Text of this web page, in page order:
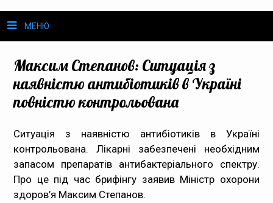
МЕНЮ
Громадське здоров’я
Громадянам
Медпрацівникам
Максим Степанов: Ситуація з
наявністю антибіотиків в Україні
повністю контрольована
Ситуація з наявністю антибіотиків в Україні
контрольована. Лікарні забезпечені необхідним
запасом препаратів антибактеріального спектру.
Про це під час брифінгу заявив Міністр охорони
здоров’я Максим Степанов.